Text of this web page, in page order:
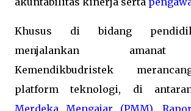
Khusus di bidang
menjalankan amanat
Kemendikbudristek
platform teknologi, di
Merdeka Mengajar (PMM),